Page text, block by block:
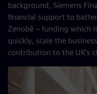
background, Siemens
financial support to
Zenobē – funding which
quickly, scale the
contribution to the UK’s